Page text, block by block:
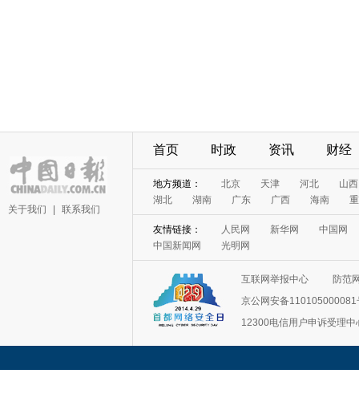
关于我们 联系我们
首页 时政 资讯 财经
地方频道： 北京 天津 河北
山西
湖北
湖南 广东 广西 海南
友情链接： 人民网 新华网
中国网
中国新闻网
光明网
互联网举报中心
防范
京公网安备110105000081
12300电信用户申诉受理中